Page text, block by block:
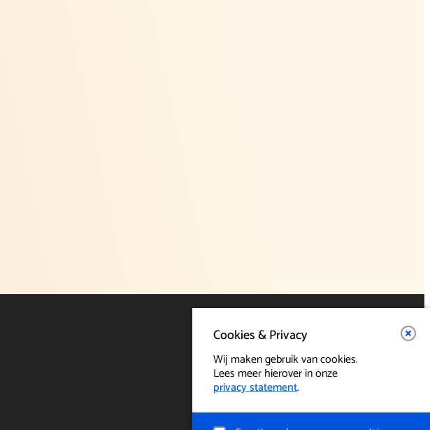
Cookies & Privacy
Wij maken gebruik van cookies.
Lees meer hierover in onze
privacy statement.